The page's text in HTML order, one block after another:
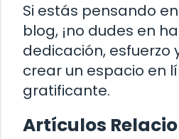
Si estás pensando
blog, ¡no dudes en
dedicación, esfuerzo
crear un espacio en
gratificante.
Artículos